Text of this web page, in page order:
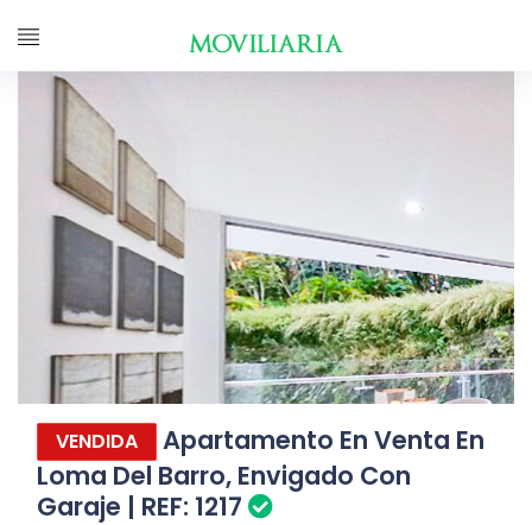
VENDIDA
Apartamento En Venta En
Loma Del Barro, Envigado Con
Garaje | REF: 1217